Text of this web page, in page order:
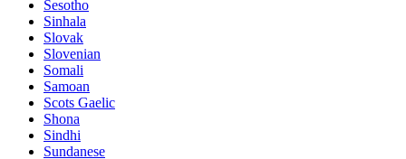
Sesotho
Sinhala
Slovak
Slovenian
Somali
Samoan
Scots Gaelic
Shona
Sindhi
Sundanese